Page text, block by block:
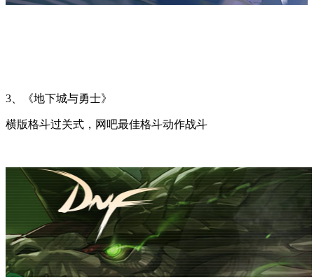
3、《地下城与勇士》
横版格斗过关式，网吧最佳格斗动作战斗